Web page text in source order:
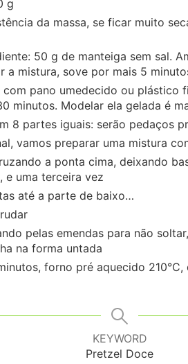
g
da massa, se ficar muito
50 g de manteiga sem sal.
a mistura, sove por mais 5
pano umedecido ou plástico
minutos. Modelar ela gelada é
8 partes iguais: serão pedaços
vamos preparar uma mistura
a ponta cima, deixando
e uma terceira vez
até a parte de baixo…
pelas emendas para não
na forma untada
forno pré aquecido
KEYWORD
Pretzel Doce